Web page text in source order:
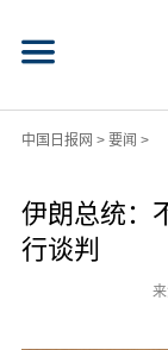
中国日报网 > 要闻 >
伊朗总统：
行谈判